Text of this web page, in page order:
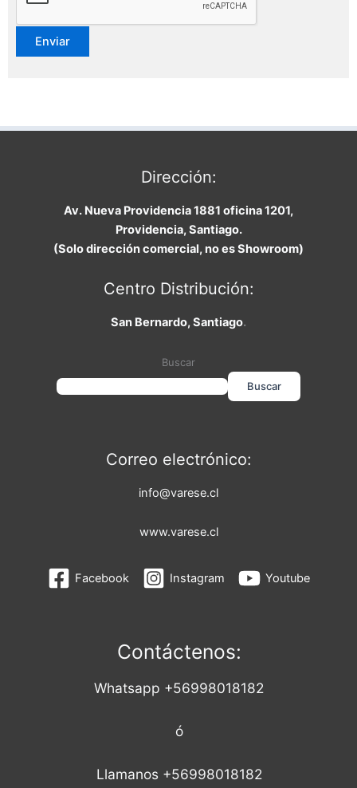
Dirección:
Av. Nueva Providencia 1881 oficina 1201,
Providencia, Santiago.
(Solo dirección comercial, no es Showroom)
Centro Distribución:
San Bernardo, Santiago.
Buscar
Buscar
Correo electrónico:
info@varese.cl
www.varese.cl
Facebook Instagram Youtube
Contáctenos:
Whatsapp +56998018182
ó
Llamanos +56998018182